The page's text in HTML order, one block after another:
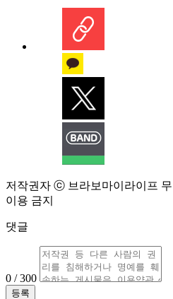
저작권자 ⓒ 브라보마이라이프
이용 금지
댓글
0 / 300